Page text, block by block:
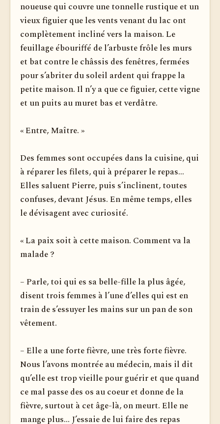
noueuse qui couvre une tonnelle rus­tique et un
vieux figuier que les vents venant du lac ont
complètement incliné vers la maison. Le
feuillage ébouriffé de l’arbuste frôle les murs
et bat contre le châssis des fenêtres, fermées
pour s’abriter du soleil ardent qui frappe la
petite maison. Il n’y a que ce figuier, cette vigne
et un puits au muret bas et verdâtre.
« Entre, Maître. »
Des femmes sont occupées dans la cuisine, qui
à réparer les filets, qui à préparer le repas...
Elles saluent Pierre, puis s’inclinent, toutes
confuses, devant Jésus. En même temps, elles
le dévisagent avec curiosité.
« La paix soit à cette maison. Comment va la
malade ?
– Parle, toi qui es sa belle-fille la plus âgée,
disent trois femmes à l’une d’elles qui est en
train de s’essuyer les mains sur un pan de son
vêtement.
– Elle a une forte fièvre, une très forte fièvre.
Nous l’avons montrée au médecin, mais il dit
qu’elle est trop vieille pour guérir et que quand
ce mal passe des os au coeur et donne de la
fièvre, surtout à cet âge-là, on meurt. Elle ne
mange plus... J’essaie de lui faire des repas